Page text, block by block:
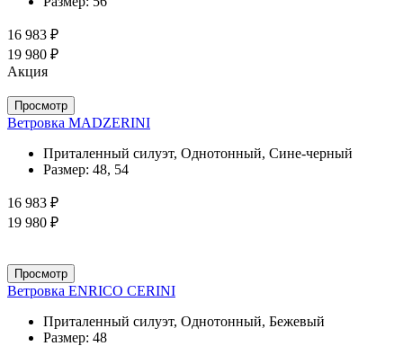
16 983 ₽
19 980 ₽
Акция
Просмотр
Ветровка MADZERINI
Приталенный силуэт, Однотонный, Сине-черный
Размер: 48, 54
16 983 ₽
19 980 ₽
Просмотр
Ветровка ENRICO CERINI
Приталенный силуэт, Однотонный, Бежевый
Размер: 48